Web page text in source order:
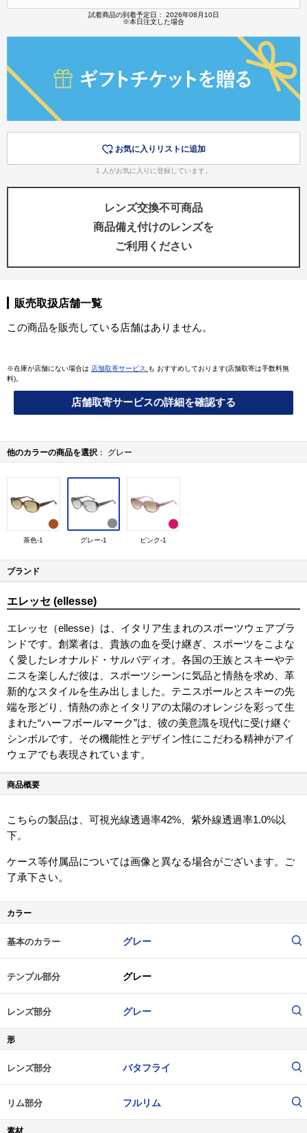
試着商品の到着予定日： 2026年08月10日
※本日注文した場合
お気に入りリストに追加
1 人がお気に入りに登録しています。
レンズ交換不可商品
商品備え付けのレンズを
ご利用ください
販売取扱店舗一覧
この商品を販売している店舗はありません。
※在庫が店舗にない場合は 店舗取寄サービス
も おすすめしております(店舗取寄は手数料無
料)。
店舗取寄サービスの詳細を確認する
他のカラーの商品を選択 グレー
茶色-1 グレー-1 ピンク-1
ブランド
エレッセ (ellesse)
エレッセ（ellesse）は、イタリア生まれのスポーツウェアブラ
ンドです。創業者は、貴族の血を受け継ぎ、スポーツをこよな
く愛したレオナルド・サルバディオ。各国の王族とスキーやテ
ニスを楽しんだ彼は、スポーツシーンに気品と情熱を求め、革
新的なスタイルを生み出しました。テニスボールとスキーの先
端を形どり、情熱の赤とイタリアの太陽のオレンジを彩って生
まれた“ハーフボールマーク”は、彼の美意識を現代に受け継ぐ
シンボルです。その機能性とデザイン性にこだわる精神がアイ
ウェアでも表現されています。
商品概要
こちらの製品は、可視光線透過率42%、紫外線透過率1.0%以
下。
ケース等付属品については画像と異なる場合がございます。ご
了承下さい。
カラー
基本のカラー グレー
テンプル部分 グレー
レンズ部分 グレー
形
レンズ部分 バタフライ
リム部分 フルリム